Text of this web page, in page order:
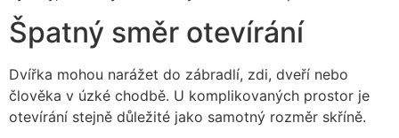
Špatný směr otevírání
Dvířka mohou narážet do zábradlí, zdi, dveří nebo
člověka v úzké chodbě. U komplikovaných prostor je
otevírání stejně důležité jako samotný rozměr skříně.